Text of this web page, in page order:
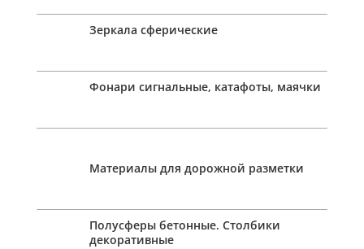
Зеркала сферические
Фонари сигнальные, катафоты, маячки
Материалы для дорожной разметки
Полусферы бетонные. Столбики
декоративные